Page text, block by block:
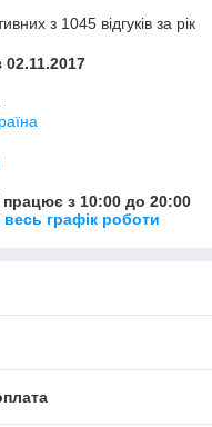
з 1045 відгуків за рік
працює з 10:00 до 20:00
весь графік роботи